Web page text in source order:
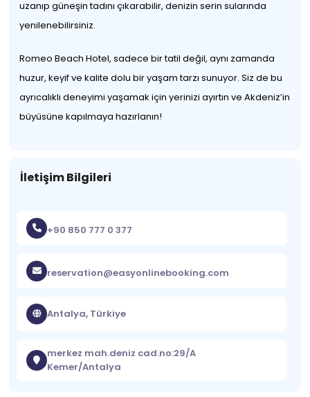
uzanıp güneşin tadını çıkarabilir, denizin serin sularında
yenilenebilirsiniz.
Romeo Beach Hotel, sadece bir tatil değil, aynı zamanda
huzur, keyif ve kalite dolu bir yaşam tarzı sunuyor. Siz de bu
ayrıcalıklı deneyimi yaşamak için yerinizi ayırtın ve Akdeniz’in
büyüsüne kapılmaya hazırlanın!
İletişim Bilgileri
+90 850 777 0 377
reservation@easyonlinebooking.com
Antalya, Türkiye
merkez mah.deniz cad.no:29/A
Kemer/Antalya